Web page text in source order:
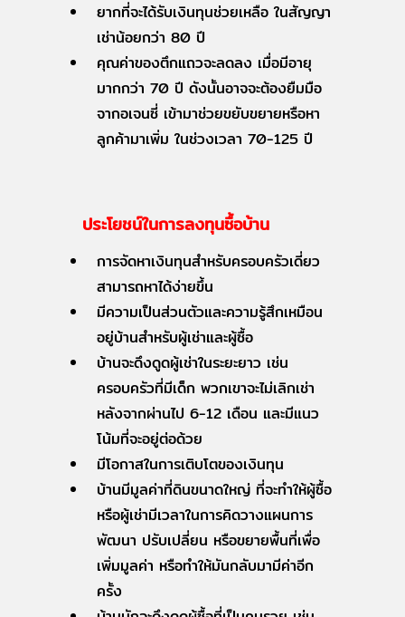
ยากที่จะได้รับเงินทุนช่วยเหลือ ในสัญญา
เช่าน้อยกว่า 80 ปี
คุณค่าของตึกแถวจะลดลง เมื่อมีอายุ
มากกว่า 70 ปี ดังนั้นอาจจะต้องยืมมือ
จากอเจนซี่ เข้ามาช่วยขยับขยายหรือหา
ลูกค้ามาเพิ่ม ในช่วงเวลา 70-125 ปี
ประโยชน์ในการลงทุนซื้อบ้าน
การจัดหาเงินทุนสำหรับครอบครัวเดี่ยว
สามารถหาได้ง่ายขึ้น
มีความเป็นส่วนตัวและความรู้สึกเหมือน
อยู่บ้านสำหรับผู้เช่าและผู้ซื้อ
บ้านจะดึงดูดผู้เช่าในระยะยาว เช่น
ครอบครัวที่มีเด็ก พวกเขาจะไม่เลิกเช่า
หลังจากผ่านไป 6-12 เดือน และมีแนว
โน้มที่จะอยู่ต่อด้วย
มีโอกาสในการเติบโตของเงินทุน
บ้านมีมูลค่าที่ดินขนาดใหญ่ ที่จะทำให้ผู้ซื้อ
หรือผู้เช่ามีเวลาในการคิดวางแผนการ
พัฒนา ปรับเปลี่ยน หรือขยายพื้นที่เพื่อ
เพิ่มมูลค่า หรือทำให้มันกลับมามีค่าอีก
ครั้ง